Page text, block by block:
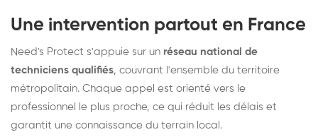
Une intervention partout en France
Need's Protect s'appuie sur un réseau national de
techniciens qualifiés, couvrant l'ensemble du territoire
métropolitain. Chaque appel est orienté vers le
professionnel le plus proche, ce qui réduit les délais et
garantit une connaissance du terrain local.